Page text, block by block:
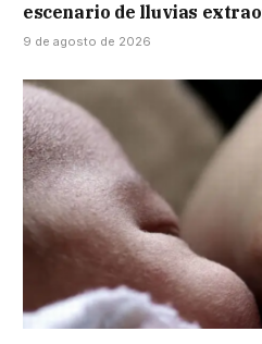
escenario de lluvias
9 de agosto de 2026